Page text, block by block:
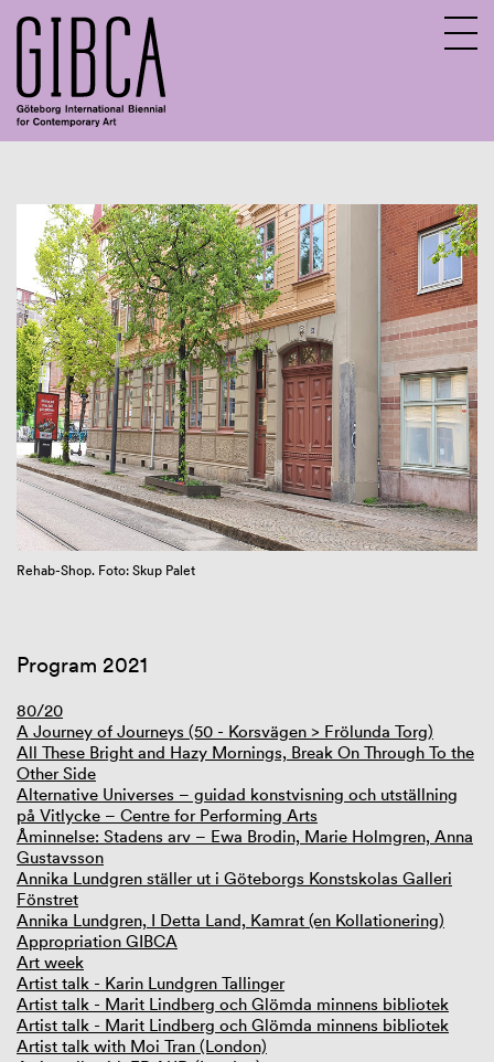
About GIBCA Extended
Extended program
Archive
Participating venues 2025
GIBCA Extended 2015
GIBCA Extended 2017
GIBCA Extended 2019
GIBCA Extended 2013
GIBCA Extended 2021
Exhibition
Actors 2021
Program 2021
GIBCA Extended 2023
Rehab-Shop. Foto: Skup Palet
Program 2021
80/20
A Journey of Journeys (50 - Korsvägen > Frölunda Torg)
All These Bright and Hazy Mornings, Break On Through To the
Other Side
Alternative Universes – guidad konstvisning och utställning
på Vitlycke – Centre for Performing Arts
Åminnelse: Stadens arv – Ewa Brodin, Marie Holmgren, Anna
Gustavsson
Annika Lundgren ställer ut i Göteborgs Konstskolas Galleri
Fönstret
Annika Lundgren, I Detta Land, Kamrat (en Kollationering)
Appropriation GIBCA
Art week
Artist talk - Karin Lundgren Tallinger
Artist talk - Marit Lindberg och Glömda minnens bibliotek
Artist talk - Marit Lindberg och Glömda minnens bibliotek
Artist talk with Moi Tran (London)